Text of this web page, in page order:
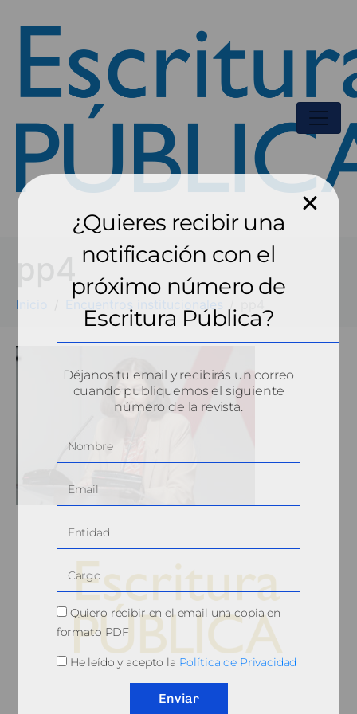
Inicio Encuentros institucionales
¿Quieres recibir una
notificación con el
próximo número de
Escritura Pública?
Déjanos tu email y recibirás un correo
cuando publiquemos el siguiente
número de la revista.
Quiero recibir en el email una copia en
formato PDF
He leído y acepto la Política de Privacidad
Enviar